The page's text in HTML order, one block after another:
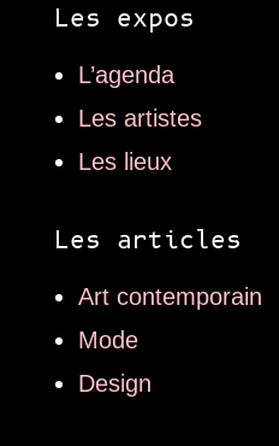
Les expos
L’agenda
Les artistes
Les lieux
Les articles
Art contemporain
Mode
Design